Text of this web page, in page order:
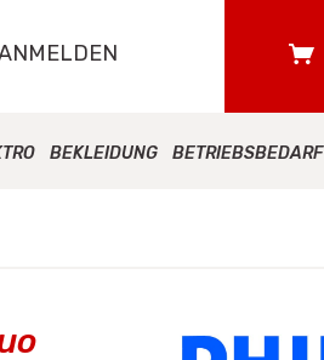
BEKLEIDUNG BETRIEBSBEDARF